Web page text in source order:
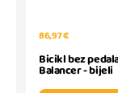
86,97 €
Bicikl bez
Balancer - bijeli